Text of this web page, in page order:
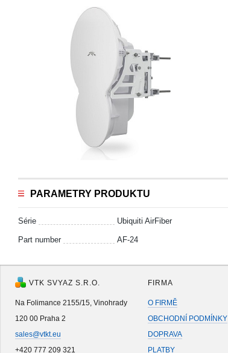
PARAMETRY PRODUKTU
Série Ubiquiti AirFiber
Part number AF-24
VTK SVYAZ S.R.O.
Na Folimance 2155/15, Vinohrady
120 00 Praha 2
sales@vtkt.eu
+420 777 209 321
FIRMA
O FIRMĚ
OBCHODNÍ PODMÍNKY
DOPRAVA
PLATBY